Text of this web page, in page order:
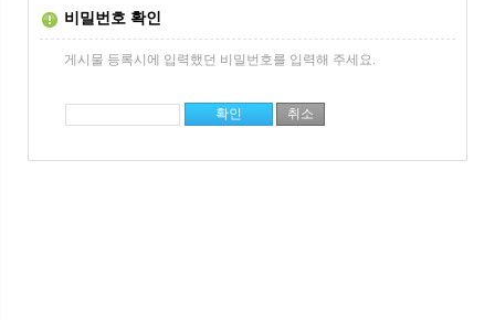
비밀번호 확인
게시물 등록시에 입력했던 비밀번호를 입력해 주세요.